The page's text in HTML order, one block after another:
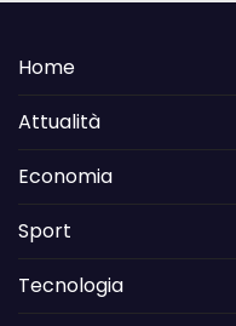
Home
Attualità
Economia
Sport
Tecnologia